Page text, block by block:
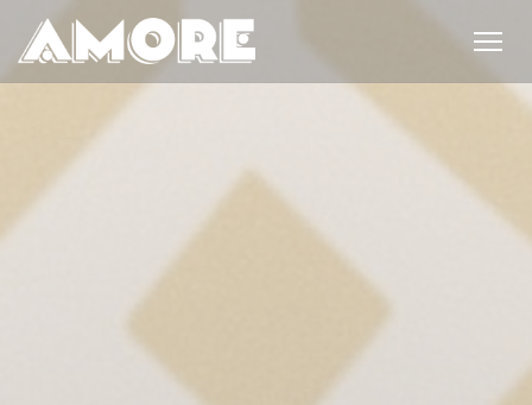
Personnalisation de vos choix en matière de cookies